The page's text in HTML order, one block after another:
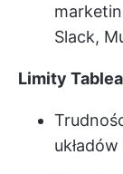
Slack,
Limity